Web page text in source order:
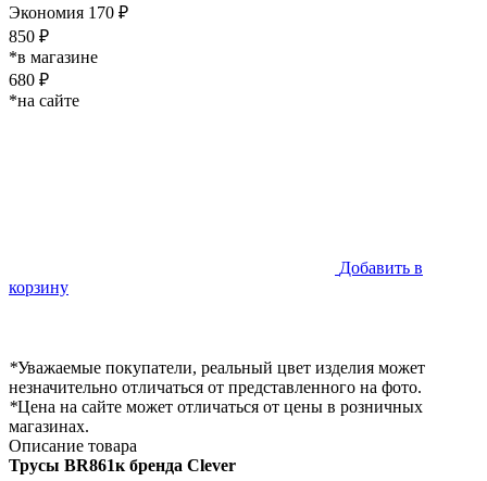
Экономия 170 ₽
850 ₽
*в магазине
680 ₽
*на сайте
Добавить в
корзину
*Уважаемые покупатели, реальный цвет изделия может
незначительно отличаться от представленного на фото.
*Цена на сайте может отличаться от цены в розничных
магазинах.
Описание товара
Трусы BR861к бренда Clever